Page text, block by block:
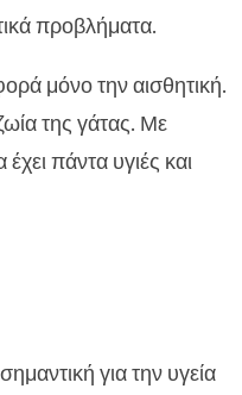
προβλήματα.
μόνο την αισθητική.
της γάτας. Με
πάντα υγιές και
για την υγεία